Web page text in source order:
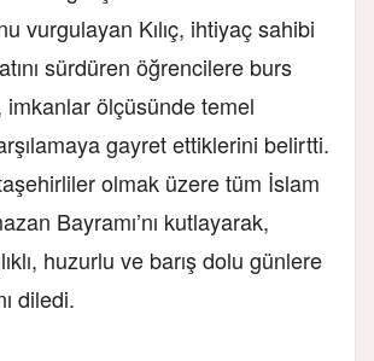
vurgulayan Kılıç, ihtiyaç sahibi
sürdüren öğrencilere burs
imkanlar ölçüsünde temel
gayret ettiklerini belirtti.
olmak üzere tüm İslam
Bayramı’nı kutlayarak,
huzurlu ve barış dolu günlere
diledi.